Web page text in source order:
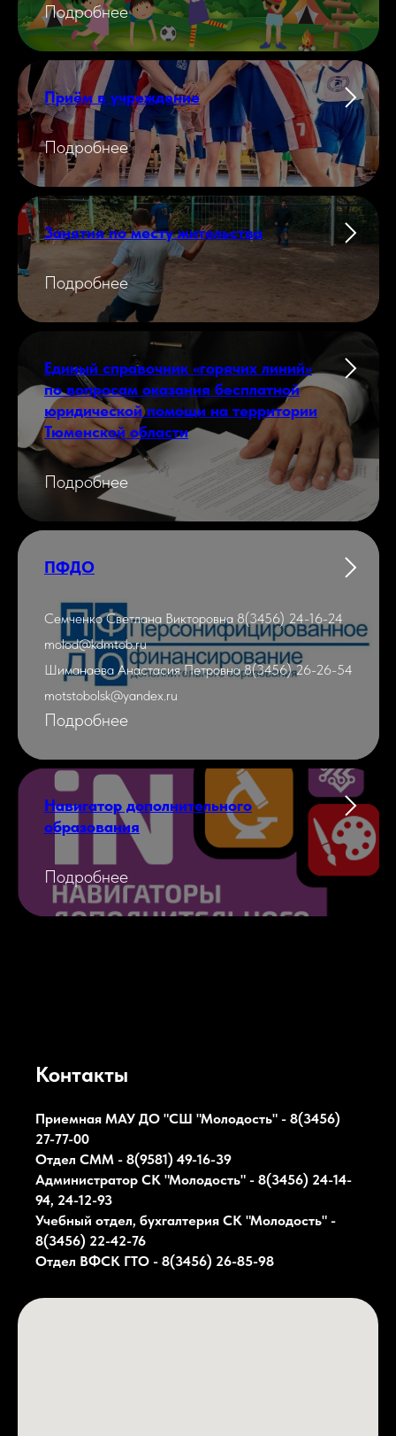
Подробнее
Приём в учреждение
Подробнее
Занятия по месту жительства
Подробнее
Единый справочник «горячих линий»
по вопросам оказания бесплатной
юридической помощи на территории
Тюменской области
Подробнее
ПФДО
Семченко Светлана Викторовна 8(3456) 24-16-24
molod@kdmtob.ru
Шиманаева Анастасия Петровна 8(3456) 26-26-54
motstobolsk@yandex.ru
Подробнее
Навигатор дополнительного
образования
Подробнее
Контакты
Приемная МАУ ДО "СШ "Молодость" - 8(3456)
27-77-00
Отдел СММ - 8(9581) 49-16-39
Администратор СК "Молодость" - 8(3456) 24-14-
94, 24-12-93
Учебный отдел, бухгалтерия СК "Молодость" -
8(3456) 22-42-76
Отдел ВФСК ГТО - 8(3456) 26-85-98